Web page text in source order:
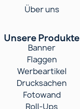
Über uns
Unsere Produkte
Banner
Flaggen
Werbeartikel
Drucksachen
Fotowand
Roll-Ups